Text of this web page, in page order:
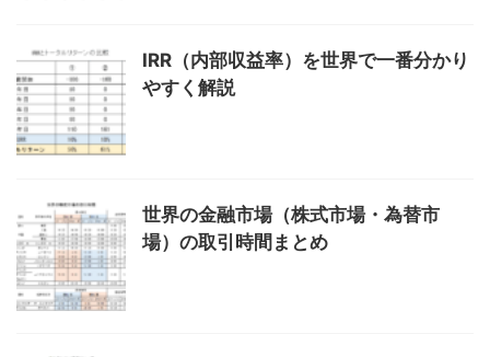
IRR（内部収益率）を世界で一番分かり
やすく解説
世界の金融市場（株式市場・為替市
場）の取引時間まとめ